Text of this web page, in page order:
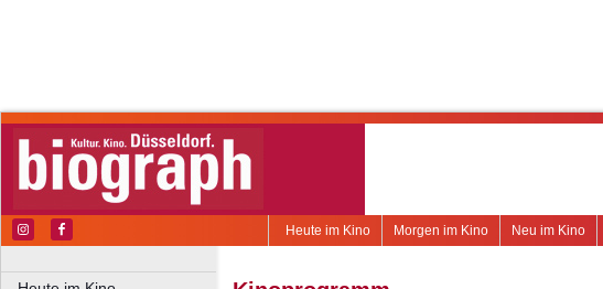
Neu im Kino
Morgen im Kino
Heute im Kino